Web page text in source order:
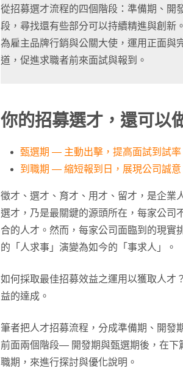
從招募選才流程的四個階段：準備期、開
段，尋找還有些部分可以持續精進與創新
為雇主品牌行銷與公關大使，運用正面與
道，促進求職者前來面試與報到。
你的招募選才，還可以
甄選期 — 主動出擊，提高面試到試率
到職期 — 縮短報到日，展現公司誠意
徵才、選才、育才、用才、留才，是企業
選才，乃是最關鍵的源頭所在，每家公司
合的人才。然而，每家公司面臨到的現實
的「人求事」演變為如今的「事求人」。
如何採取最佳招募效益之運用以獲取人
益的達成。
筆者把人才招募流程，分成準備期、開發
前面兩個階段— 開發期與甄選期後，在
職期，來進行探討與優化說明。